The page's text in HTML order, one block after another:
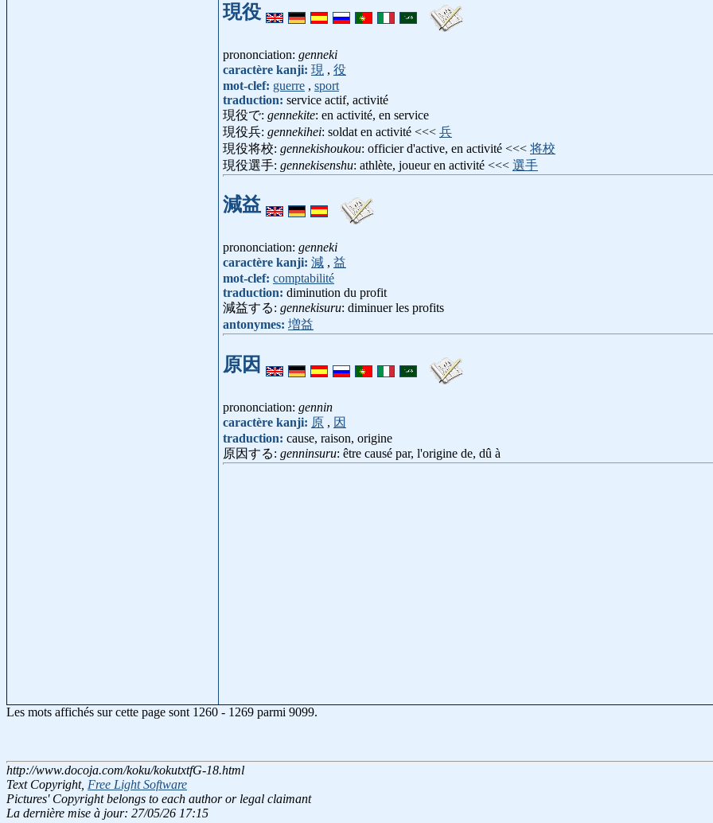
現役
prononciation: genneki
caractère kanji: 現 , 役
mot-clef: guerre , sport
traduction: service actif, activité
現役で: gennekite: en activité, en service
現役兵: gennekihei: soldat en activité <<< 兵
現役将校: gennekishoukou: officier d'active, en activité <<< 将校
現役選手: gennekisenshu: athlète, joueur en activité <<< 選手
減益
prononciation: genneki
caractère kanji: 減 , 益
mot-clef: comptabilité
traduction: diminution du profit
減益する: gennekisuru: diminuer les profits
antonymes: 増益
原因
prononciation: gennin
caractère kanji: 原 , 因
traduction: cause, raison, origine
原因する: genninsuru: être causé par, l'origine de, dû à
Les mots affichés sur cette page sont 1260 - 1269 parmi 9099.
http://www.docoja.com/koku/kokutxtfG-18.html
Text Copyright, Free Light Software
Pictures' Copyright belongs to each author or legal claimant
La dernière mise à jour: 27/05/26 17:15